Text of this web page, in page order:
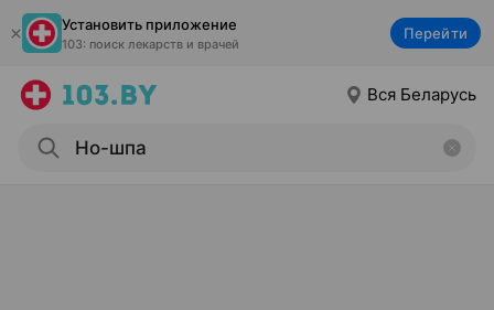
Установить приложение
103: поиск лекарств и врачей
Перейти
Вся Беларусь